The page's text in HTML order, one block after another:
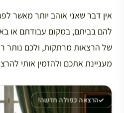
אין דבר שאני אוהב יותר מאשר
להם בביתם, במקום עבודתם או
של הרצאות מרתקות, ולכם נותר
מעניינת אתכם ולהזמין אותי
הרצאה כפולה חדשה!